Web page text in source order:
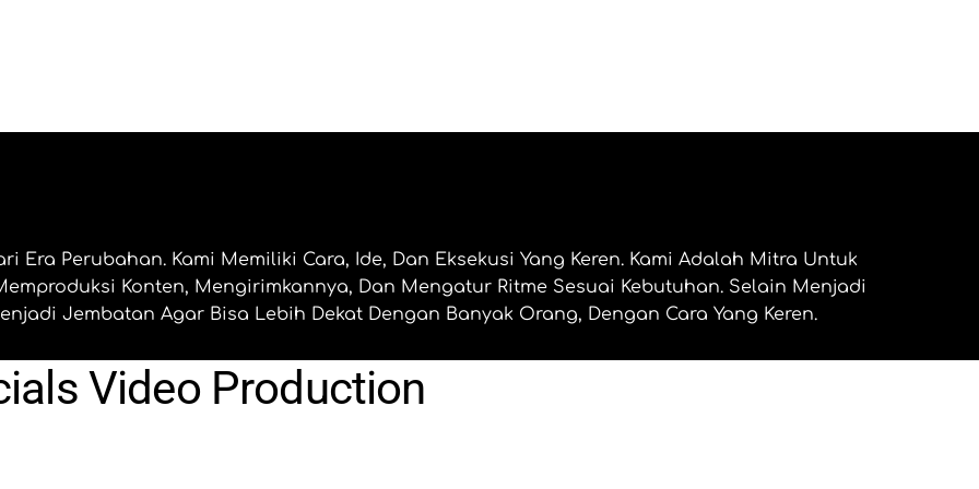
Era Perubahan. Kami Memiliki Cara, Ide, Dan Eksekusi Yang Keren. Kami Adalah Mitra Untuk
Konten, Mengirimkannya, Dan Mengatur Ritme Sesuai Kebutuhan. Selain Menjadi
Jembatan Agar Bisa Lebih Dekat Dengan Banyak Orang, Dengan Cara Yang Keren.
Video Production